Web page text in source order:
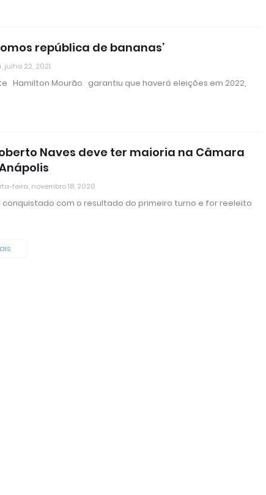
república de bananas’
22, 2021
Hamilton Mourão garantiu que haverá eleições em 2022,
Naves deve ter maioria na Câmara
feira, novembro 18, 2020
com o resultado do primeiro turno e for reeleito